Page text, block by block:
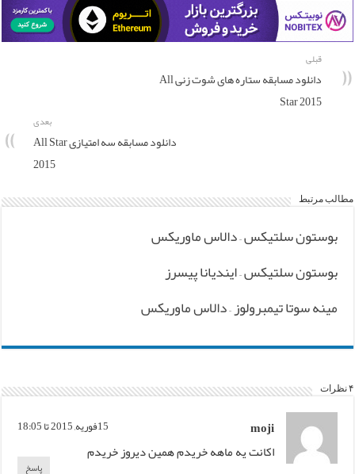
قبلی
دانلود مسابقه ستاره های شوت زنی All
Star 2015
بعدی
دانلود مسابقه سه امتیازی All Star
2015
مطالب مرتبط
بوستون سلتیکس – دالاس ماوریکس
بوستون سلتیکس – ایندیانا پیسرز
مینه سوتا تیمبرولوز – دالاس ماوریکس
۴ نظرات
moji 15فوریه, 2015 تا 18:05
اکانت یه ماهه خریدم همین دیروز خریدم
پاسخ